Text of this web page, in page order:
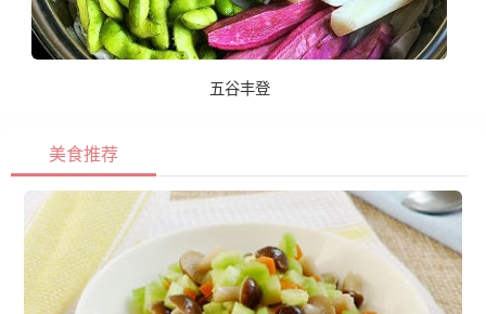
五谷丰登
美食推荐